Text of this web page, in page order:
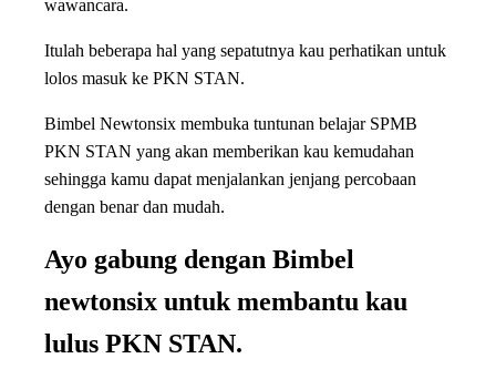
wawancara.
Itulah beberapa hal yang sepatutnya kau perhatikan untuk
lolos masuk ke PKN STAN.
Bimbel Newtonsix membuka tuntunan belajar SPMB
PKN STAN yang akan memberikan kau kemudahan
sehingga kamu dapat menjalankan jenjang percobaan
dengan benar dan mudah.
Ayo gabung dengan Bimbel
newtonsix untuk membantu kau
lulus PKN STAN.